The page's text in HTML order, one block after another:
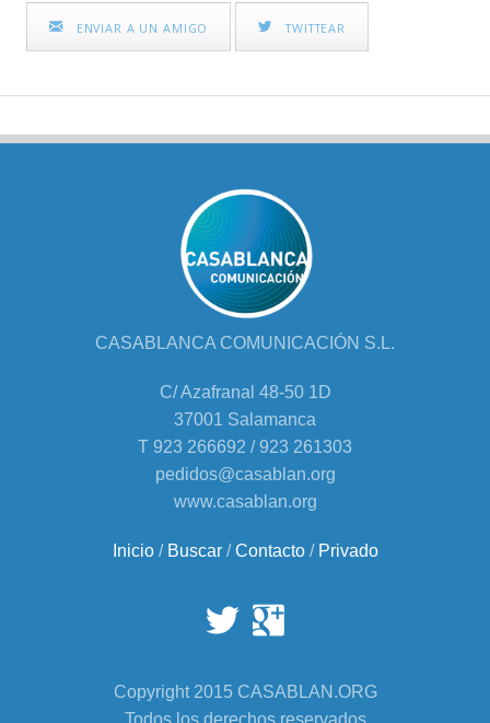
ENVIAR A UN AMIGO TWITTEAR
CASABLANCA COMUNICACIÓN S.L.
C/ Azafranal 48-50 1D
37001 Salamanca
T 923 266692 / 923 261303
pedidos@casablan.org
www.casablan.org
Inicio/ Buscar/Contacto/ Privado
Copyright 2015 CASABLAN.ORG
Todos los derechos reservados